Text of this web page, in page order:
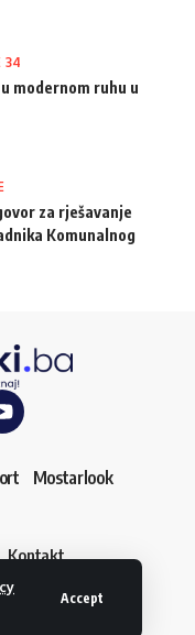
Accept
34
modernom ruhu u
za rješavanje
Komunalnog
Mostarlook
Kontakt
pridržana